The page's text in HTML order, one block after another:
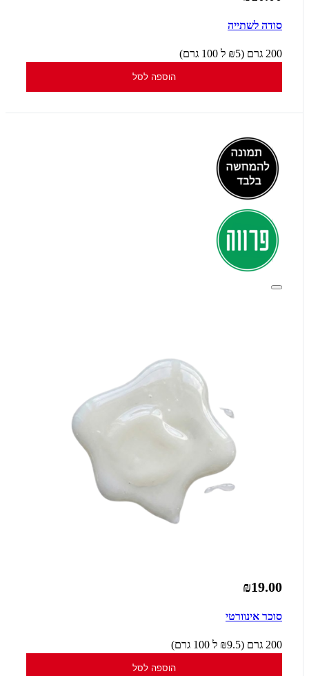
סודה לשתייה
200 גרם (₪5 ל 100 גרם)
הוספה לסל
₪19.00
סוכר אינוורטי
200 גרם (₪9.5 ל 100 גרם)
הוספה לסל